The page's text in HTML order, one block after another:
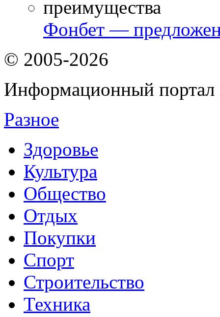
Фонбет —
© 2005-2026
Информационный портал
Разное
Здоровье
Культура
Общество
Отдых
Покупки
Спорт
Строительство
Техника